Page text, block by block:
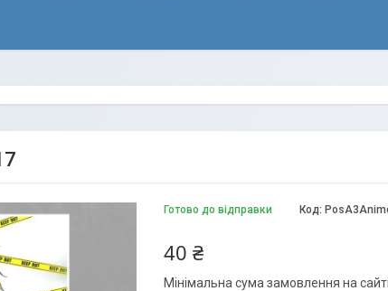
Готово до відправки Код:
40 ₴
Мінімальна сума замовлення на